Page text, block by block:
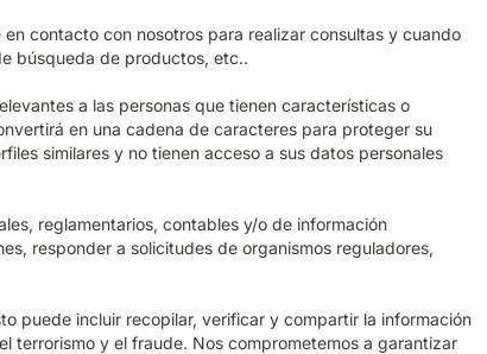
contacto con nosotros para realizar consultas y cuando
búsqueda de productos, etc..
a las personas que tienen características o
en una cadena de caracteres para proteger su
similares y no tienen acceso a sus datos personales
reglamentarios, contables y/o de información
responder a solicitudes de organismos reguladores,
puede incluir recopilar, verificar y compartir la información
terrorismo y el fraude. Nos comprometemos a garantizar